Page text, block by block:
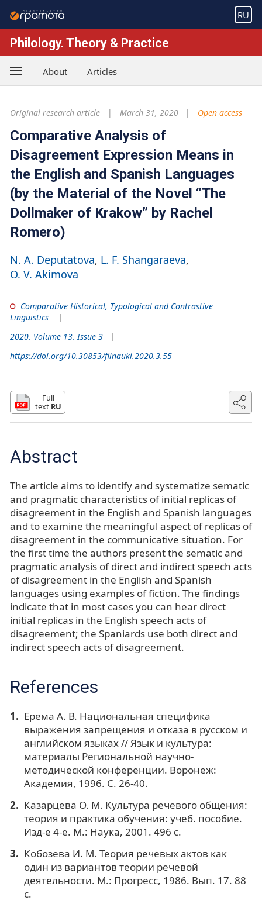
RU
Philology. Theory & Practice
About Articles
Original research article March 31, 2020 Open access
Comparative Analysis of
Disagreement Expression Means in
the English and Spanish Languages
(by the Material of the Novel “The
Dollmaker of Krakow” by Rachel
Romero)
N. A. Deputatova L. F. Shangaraeva
O. V. Akimova
Comparative Historical, Typological and Contrastive
Linguistics
2020. Volume 13. Issue 3
https://doi.org/10.30853/filnauki.2020.3.55
Full
text RU
Abstract
The article aims to identify and systematize sematic
and pragmatic characteristics of initial replicas of
disagreement in the English and Spanish languages
and to examine the meaningful aspect of replicas of
disagreement in the communicative situation. For
the first time the authors present the sematic and
pragmatic analysis of direct and indirect speech acts
of disagreement in the English and Spanish
languages using examples of fiction. The findings
indicate that in most cases you can hear direct
initial replicas in the English speech acts of
disagreement; the Spaniards use both direct and
indirect speech acts of disagreement.
References
Ерема А. В. Национальная специфика
выражения запрещения и отказа в русском и
английском языках // Язык и культура:
материалы Региональной научно-
методической конференции. Воронеж:
Академия, 1996. С. 26-40.
Казарцева О. М. Культура речевого общения:
теория и практика обучения: учеб. пособие.
Изд-е 4-е. М.: Наука, 2001. 496 с.
Кобозева И. М. Теория речевых актов как
один из вариантов теории речевой
деятельности. М.: Прогресс, 1986. Вып. 17. 88
с.